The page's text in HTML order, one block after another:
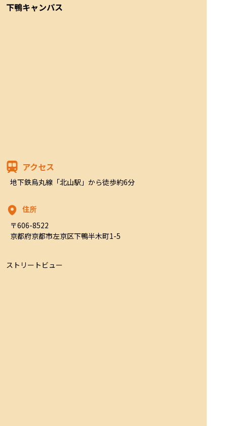
下鴨キャンパス
アクセス
地下鉄烏丸線「北山駅」から徒歩約6分
住所
〒606-8522
京都府京都市左京区下鴨半木町1-5
ストリートビュー